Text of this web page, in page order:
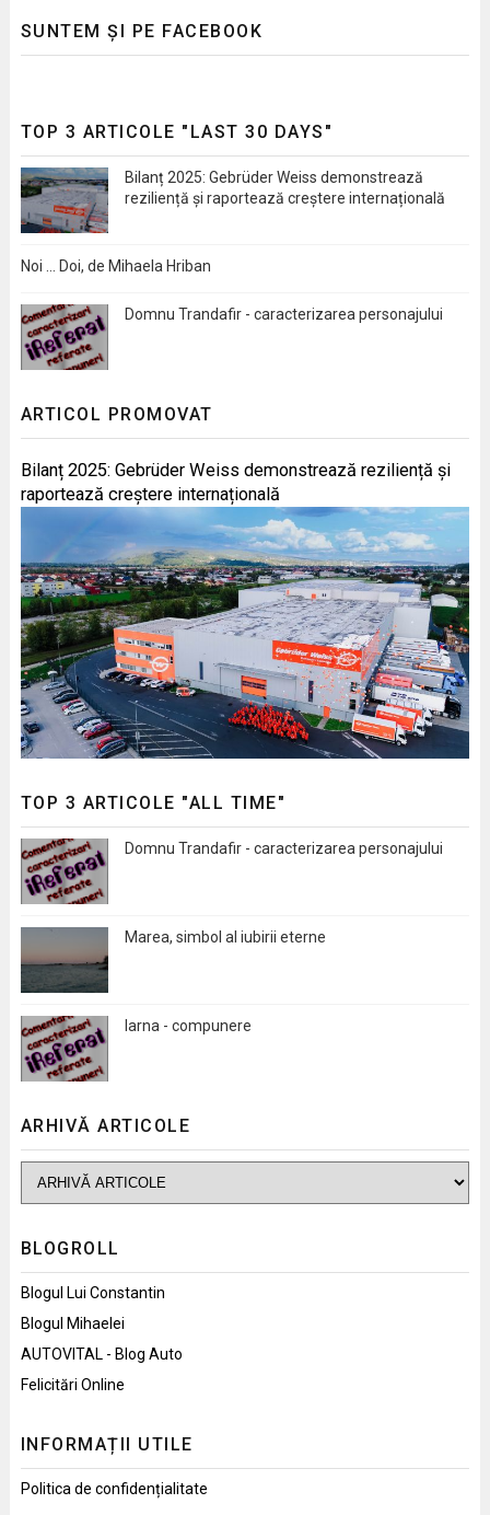
SUNTEM ȘI PE FACEBOOK
TOP 3 ARTICOLE "LAST 30 DAYS"
Bilanț 2025: Gebrüder Weiss demonstrează
reziliență și raportează creștere internațională
Noi … Doi, de Mihaela Hriban
Domnu Trandafir - caracterizarea personajului
ARTICOL PROMOVAT
Bilanț 2025: Gebrüder Weiss demonstrează reziliență și
raportează creștere internațională
TOP 3 ARTICOLE "ALL TIME"
Domnu Trandafir - caracterizarea personajului
Marea, simbol al iubirii eterne
Iarna - compunere
ARHIVĂ ARTICOLE
BLOGROLL
Blogul Lui Constantin
Blogul Mihaelei
AUTOVITAL - Blog Auto
Felicitări Online
INFORMAȚII UTILE
Politica de confidențialitate